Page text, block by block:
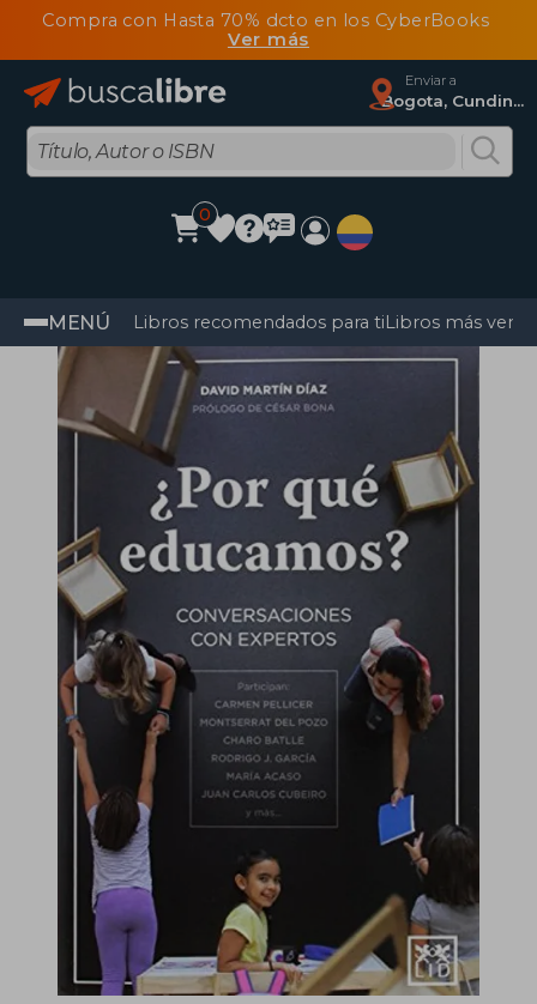
Compra con Hasta 70% dcto en los CyberBooks
Ver más
Enviar a
Bogota, Cundinamarca
0
MENÚ Libros recomendados para tiLibros más